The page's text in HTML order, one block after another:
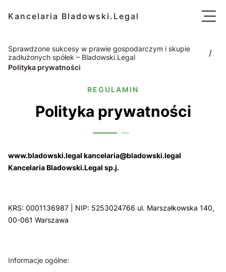
Kancelaria Bladowski.Legal
Sprawdzone sukcesy w prawie gospodarczym i skupie
zadłużonych spółek – Bladowski.Legal
/
Polityka prywatności
REGULAMIN
Polityka prywatności
www.bladowski.legal kancelaria@bladowski.legal
Kancelaria Bladowski.Legal sp.j.
KRS: 0001136987 | NIP: 5253024766 ul. Marszałkowska 140,
00-061 Warszawa
Informacje ogólne: